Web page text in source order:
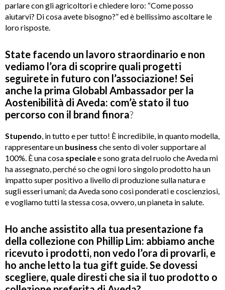
parlare con gli agricoltori e chiedere loro: “Come posso
aiutarvi? Di cosa avete bisogno?” ed è bellissimo ascoltare le
loro risposte.
State facendo un lavoro straordinario e non
vediamo l’ora di scoprire quali progetti
seguirete in futuro con l’associazione! Sei
anche la prima Globabl Ambassador per la
Aostenibilità di Aveda: com’è stato il tuo
percorso con il brand finora?
Stupendo, in tutto e per tutto! È incredibile, in quanto modella,
rappresentare un business che sento di voler supportare al
100%. È una cosa specialee sono grata del ruolo che Aveda mi
ha assegnato, perché so che ogni loro singolo prodotto ha un
impatto super positivo a livello di produzione sulla natura e
sugli esseri umani; da Aveda sono così ponderati e coscienziosi,
e vogliamo tutti la stessa cosa, ovvero, un pianeta in salute.
Ho anche assistito alla tua presentazione fa
della collezione con Phillip Lim: abbiamo anche
ricevuto i prodotti, non vedo l’ora di provarli, e
ho anche letto la tua gift guide. Se dovessi
scegliere, quale diresti che sia il tuo prodotto o